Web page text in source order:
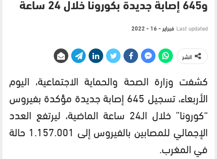
و645 إصابة جديدة بكورونا خلال 24 ساعة
Last updated فبراير - 16 - 2022
انشر
كشفت وزارة الصحة والحماية الاجتماعية، اليوم
الأربعاء، تسجيل 645 إصابة جديدة مؤكدة بفيروس
“كورونا” خلال الـ24 ساعة الماضية، ليرتفع العدد
الإجمالي للمصابين بالفيروس إلى 1.157.001 حالة
في المغرب.